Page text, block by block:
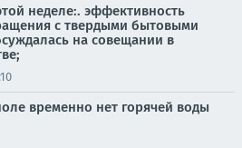
неделе:. эффективность
с твердыми бытовыми
на совещании в
временно нет горячей воды